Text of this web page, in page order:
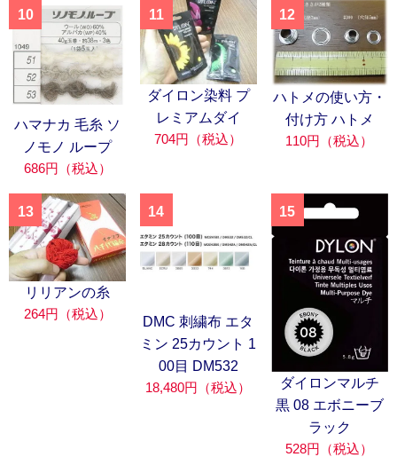
10
ハマナカ 毛糸 ソ
ノモノ ループ
686円（税込）
11
ダイロン染料 プ
レミアムダイ
704円（税込）
12
ハトメの使い方・
付け方 ハトメ
110円（税込）
13
リリアンの糸
264円（税込）
14
DMC 刺繍布 エタ
ミン 25カウント 1
00目 DM532
18,480円（税込）
15
ダイロンマルチ
黒 08 エボニーブ
ラック
528円（税込）